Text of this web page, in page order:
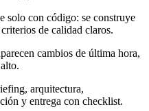
solo con código: se construye
de calidad claros.
cambios de última hora,
arquitectura,
y entrega con checklist.